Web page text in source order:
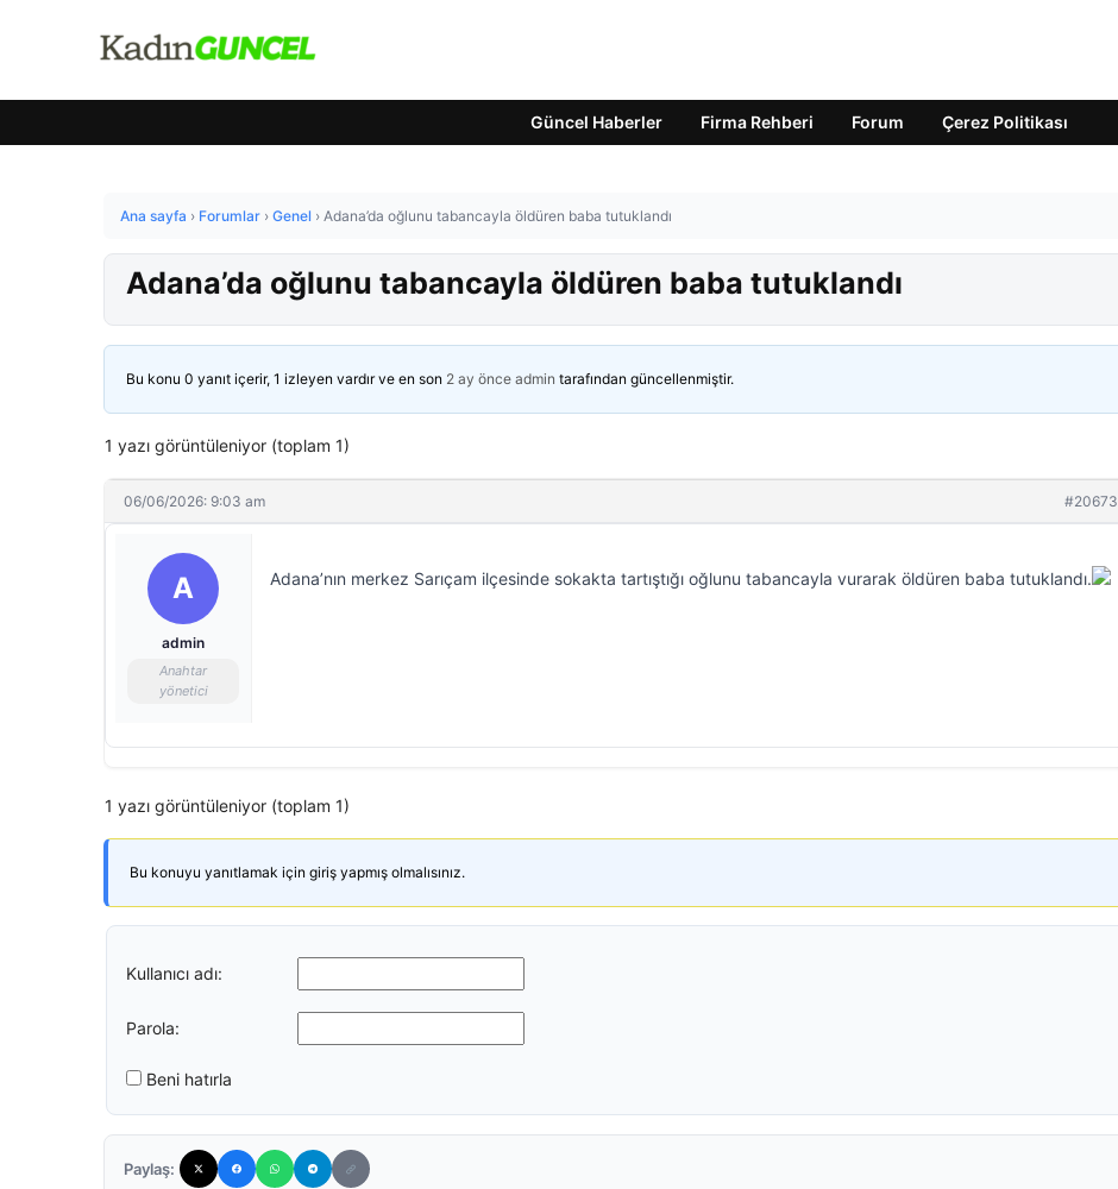
Güncel Haberler Firma Rehberi Forum Çerez Politikası
Ana sayfa › Forumlar › Genel › Adana’da oğlunu tabancayla öldüren baba tutuklandı
Adana’da oğlunu tabancayla öldüren baba tutuklandı
Bu konu 0 yanıt içerir, 1 izleyen vardır ve en son 2 ay önce admin tarafından güncellenmiştir.
1 yazı görüntüleniyor (toplam 1)
06/06/2026: 9:03 am #20673
A
admin
Anahtar
yönetici
Adana’nın merkez Sarıçam ilçesinde sokakta tartıştığı oğlunu tabancayla vurarak öldüren baba tutuklandı.
1 yazı görüntüleniyor (toplam 1)
Bu konuyu yanıtlamak için giriş yapmış olmalısınız.
Kullanıcı adı:
Parola:
Beni hatırla
Paylaş: